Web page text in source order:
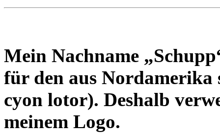
Mein Nach­name
für den aus Nord­ame­ri­ka
cyon lotor). Des­halb
mei­nem Logo.